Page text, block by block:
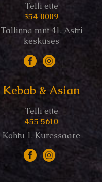
Telli ette
354 0009
Tallinna mnt 41, Astri
keskuses
Kebab & Asian
Telli ette
455 5610
Kohtu 1, Kuressaare